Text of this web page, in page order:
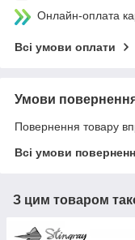
Онлайн-оплата
Всі умови оплати
Умови
Повернення товару
Всі умови
З цим товаром